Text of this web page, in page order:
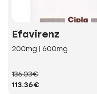
Efavirenz
200mg | 600mg
136.03€
113.36€